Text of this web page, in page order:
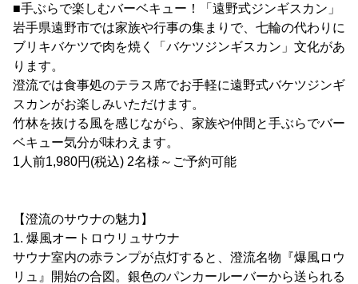
■手ぶらで楽しむバーベキュー！「遠野式ジンギスカン」
岩手県遠野市では家族や行事の集まりで、七輪の代わりに
ブリキバケツで肉を焼く「バケツジンギスカン」文化があ
ります。
澄流では食事処のテラス席でお手軽に遠野式バケツジンギ
スカンがお楽しみいただけます。
竹林を抜ける風を感じながら、家族や仲間と手ぶらでバー
ベキュー気分が味わえます。
1人前1,980円(税込) 2名様～ご予約可能
【澄流のサウナの魅力】
1. 爆風オートロウリュサウナ
サウナ室内の赤ランプが点灯すると、澄流名物『爆風ロウ
リュ』開始の合図。銀色のパンカールーバーから送られる